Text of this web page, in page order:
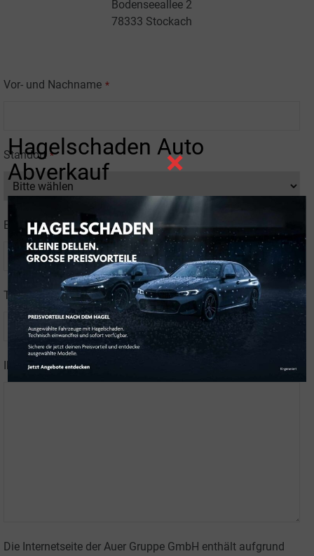
Bodenseeallee 2
78333 Stockach
Vor- und Nachname *
Standort *
E-Mail *
Telefonnummer *
Website
URL *
Ihre Nachricht an uns
Die Internetseite der Auer Gruppe GmbH enthält aufgrund
Hagelschaden Auto
Abverkauf
×